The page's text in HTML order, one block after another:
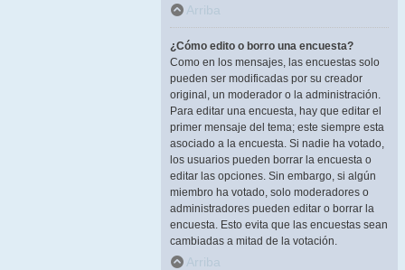
Arriba
¿Cómo edito o borro una encuesta?
Como en los mensajes, las encuestas solo
pueden ser modificadas por su creador
original, un moderador o la administración.
Para editar una encuesta, hay que editar el
primer mensaje del tema; este siempre esta
asociado a la encuesta. Si nadie ha votado,
los usuarios pueden borrar la encuesta o
editar las opciones. Sin embargo, si algún
miembro ha votado, solo moderadores o
administradores pueden editar o borrar la
encuesta. Esto evita que las encuestas sean
cambiadas a mitad de la votación.
Arriba